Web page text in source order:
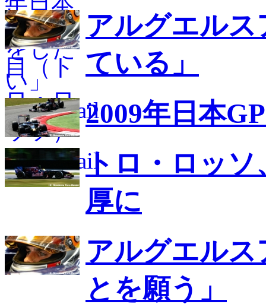
アルグエル
ている」
2009年日本
トロ・ロッソ
厚に
アルグエル
とを願う」